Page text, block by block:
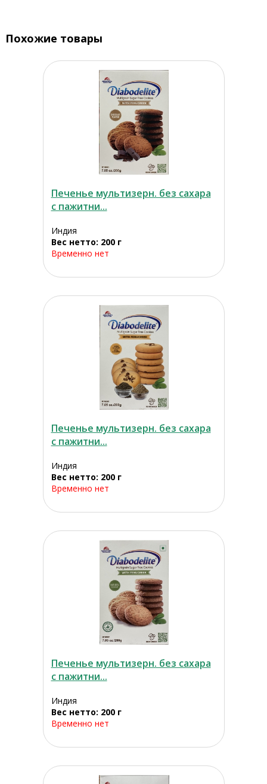
Похожие товары
Печенье мультизерн. без сахара
с пажитни...
Индия
Вес нетто: 200 г
Временно нет
Печенье мультизерн. без сахара
с пажитни...
Индия
Вес нетто: 200 г
Временно нет
Печенье мультизерн. без сахара
с пажитни...
Индия
Вес нетто: 200 г
Временно нет